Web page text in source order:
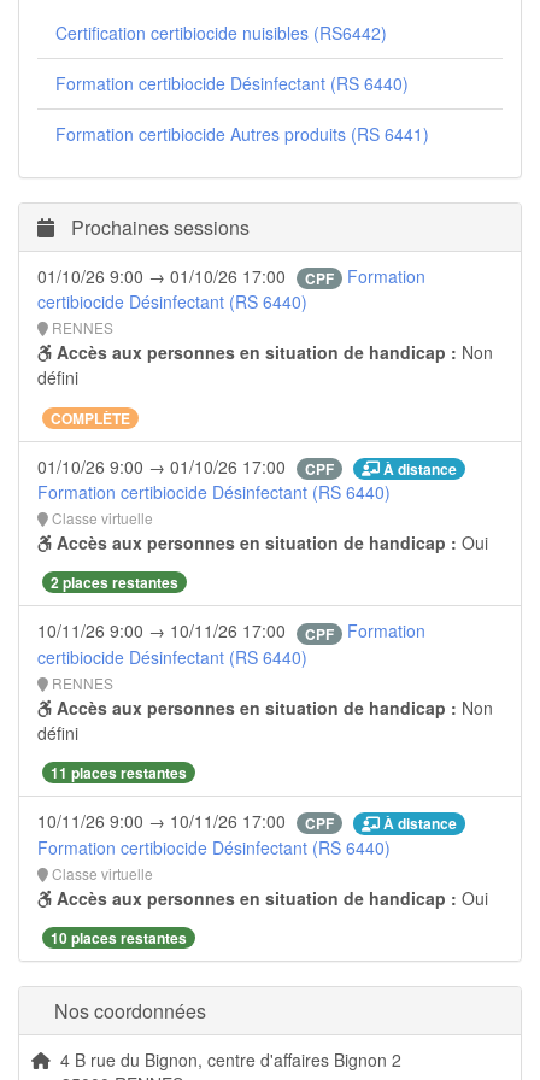
Certification certibiocide nuisibles (RS6442)
Formation certibiocide Désinfectant (RS 6440)
Formation certibiocide Autres produits (RS 6441)
Prochaines sessions
01/10/26 9:00 → 01/10/26 17:00 CPF
Formation
certibiocide Désinfectant (RS 6440)
RENNES
Accès aux personnes en situation de handicap : Non
défini
COMPLÈTE
01/10/26 9:00 → 01/10/26 17:00 CPF À distance
Formation certibiocide Désinfectant (RS 6440)
Classe virtuelle
Accès aux personnes en situation de handicap : Oui
2 places restantes
10/11/26 9:00 → 10/11/26 17:00 CPF
Formation
certibiocide Désinfectant (RS 6440)
RENNES
Accès aux personnes en situation de handicap : Non
défini
11 places restantes
10/11/26 9:00 → 10/11/26 17:00 CPF À distance
Formation certibiocide Désinfectant (RS 6440)
Classe virtuelle
Accès aux personnes en situation de handicap : Oui
10 places restantes
Nos coordonnées
4 B rue du Bignon, centre d'affaires Bignon 2